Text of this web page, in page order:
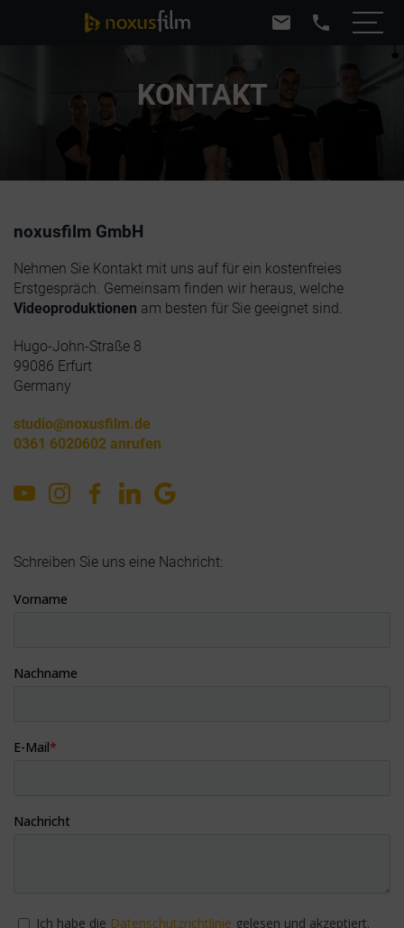
mail phone
KONTAKT
noxusfilm GmbH
Nehmen Sie Kontakt mit uns auf für ein kostenfreies
Erstgespräch. Gemeinsam finden wir heraus, welche
Videoproduktionen am besten für Sie geeignet sind.
Hugo-John-Straße 8
99086 Erfurt
Germany
studio@noxusfilm.de
0361 6020602 anrufen
Schreiben Sie uns eine Nachricht: